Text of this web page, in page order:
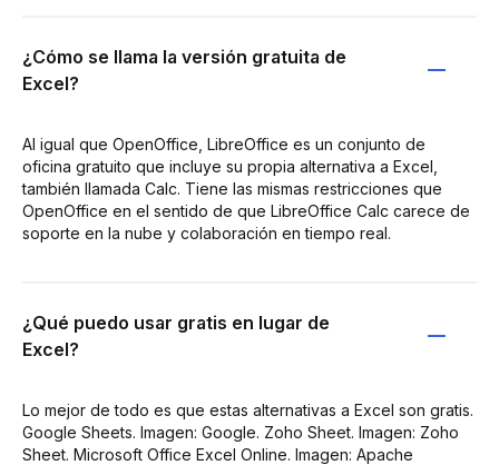
¿Cómo se llama la versión gratuita de
Excel?
Al igual que OpenOffice, LibreOffice es un conjunto de
oficina gratuito que incluye su propia alternativa a Excel,
también llamada Calc. Tiene las mismas restricciones que
OpenOffice en el sentido de que LibreOffice Calc carece de
soporte en la nube y colaboración en tiempo real.
¿Qué puedo usar gratis en lugar de
Excel?
Lo mejor de todo es que estas alternativas a Excel son gratis.
Google Sheets. Imagen: Google. Zoho Sheet. Imagen: Zoho
Sheet. Microsoft Office Excel Online. Imagen: Apache